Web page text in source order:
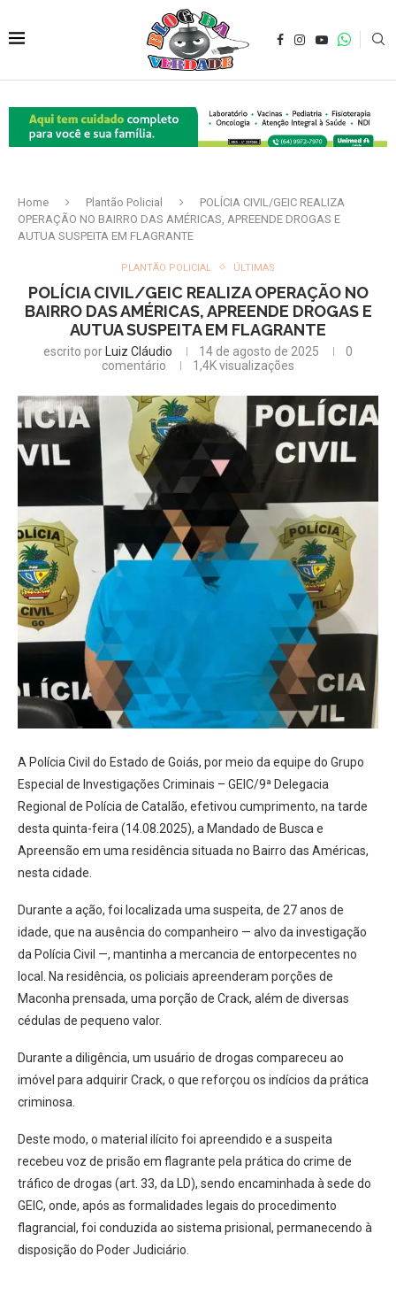
Home Plantão Policial
POLÍCIA CIVIL/GEIC REALIZA
OPERAÇÃO NO BAIRRO DAS AMÉRICAS, APREENDE DROGAS E
AUTUA SUSPEITA EM FLAGRANTE
PLANTÃO POLICIAL ÚLTIMAS
POLÍCIA CIVIL/GEIC REALIZA OPERAÇÃO NO
BAIRRO DAS AMÉRICAS, APREENDE DROGAS E
AUTUA SUSPEITA EM FLAGRANTE
escrito por Luiz Cláudio 14 de agosto de 2025
0
comentário
1,4Kvisualizações
A Polícia Civil do Estado de Goiás, por meio da equipe do Grupo
Especial de Investigações Criminais – GEIC/9ª Delegacia
Regional de Polícia de Catalão, efetivou cumprimento, na tarde
desta quinta-feira (14.08.2025), a Mandado de Busca e
Apreensão em uma residência situada no Bairro das Américas,
nesta cidade.
Durante a ação, foi localizada uma suspeita, de 27 anos de
idade, que na ausência do companheiro — alvo da investigação
da Polícia Civil —, mantinha a mercancia de entorpecentes no
local. Na residência, os policiais apreenderam porções de
Maconha prensada, uma porção de Crack, além de diversas
cédulas de pequeno valor.
Durante a diligência, um usuário de drogas compareceu ao
imóvel para adquirir Crack, o que reforçou os indícios da prática
criminosa.
Deste modo, o material ilícito foi apreendido e a suspeita
recebeu voz de prisão em flagrante pela prática do crime de
tráfico de drogas (art. 33, da LD), sendo encaminhada à sede do
GEIC, onde, após as formalidades legais do procedimento
flagrancial, foi conduzida ao sistema prisional, permanecendo à
disposição do Poder Judiciário.